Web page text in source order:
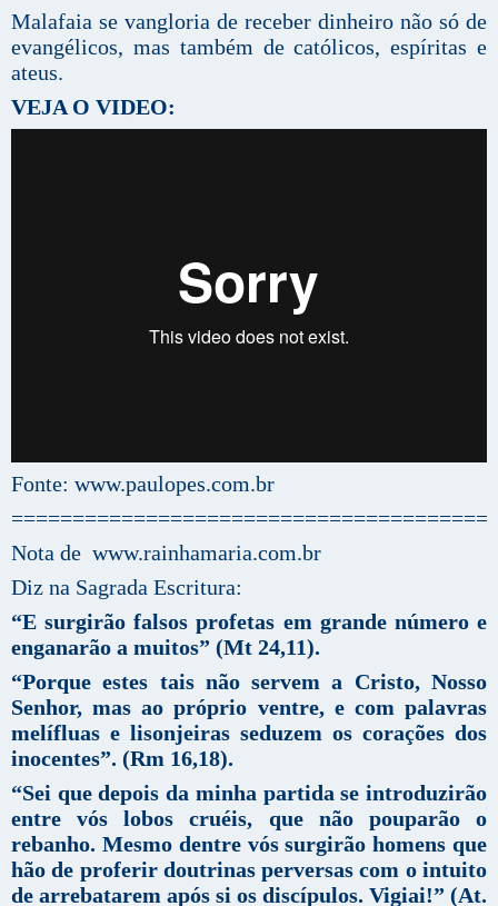
Malafaia se vangloria de receber dinheiro não só de
evangélicos, mas também de católicos, espíritas e
ateus.
VEJA O VIDEO:
Fonte: www.paulopes.com.br
Nota de www.rainhamaria.com.br
Diz na Sagrada Escritura:
“E surgirão falsos profetas em grande número e
enganarão a muitos” (Mt 24,11).
“Porque estes tais não servem a Cristo, Nosso
Senhor, mas ao próprio ventre, e com palavras
melífluas e lisonjeiras seduzem os corações dos
inocentes”. (Rm 16,18).
“Sei que depois da minha partida se introduzirão
entre vós lobos cruéis, que não pouparão o
rebanho. Mesmo dentre vós surgirão homens que
hão de proferir doutrinas perversas com o intuito
de arrebatarem após si os discípulos. Vigiai!” (At.